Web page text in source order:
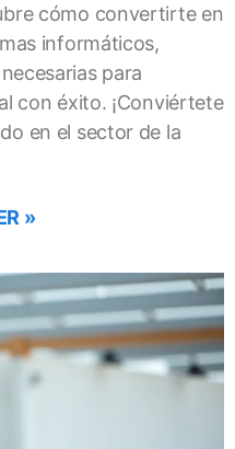
cómo convertirte en
informáticos,
para
con éxito. ¡Conviértete
en el sector de la
»